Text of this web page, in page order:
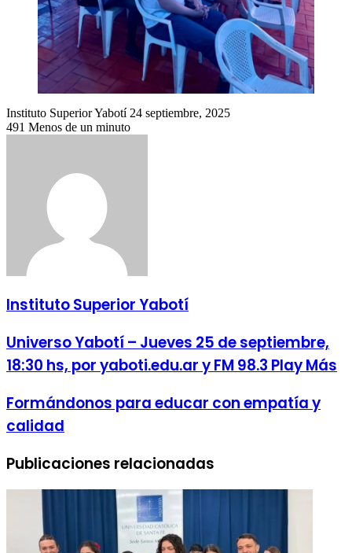
Instituto Superior Yabotí Send
an
24 septiembre, 2025
491 Menos de un minuto
Instituto Superior Yabotí
Universo Yabotí – Jueves 25 de septiembre,
18:30 hs, por yaboti.edu.ar y FM 98.3 Play Más
Formándonos para educar con empatía y
calidad
Publicaciones relacionadas